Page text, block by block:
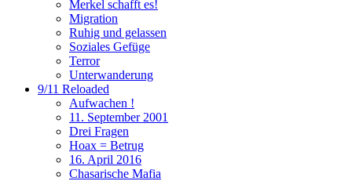
Merkel schafft es!
Migration
Ruhig und gelassen
Soziales Gefüge
Terror
Unterwanderung
9/11 Reloaded
Aufwachen !
11. September 2001
Drei Fragen
Hoax = Betrug
16. April 2016
Chasarische Mafia